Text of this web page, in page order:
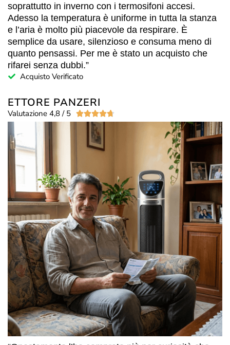
soprattutto in inverno con i termosifoni accesi.
Adesso la temperatura è uniforme in tutta la stanza
e l’aria è molto più piacevole da respirare. È
semplice da usare, silenzioso e consuma meno di
quanto pensassi. Per me è stato un acquisto che
rifarei senza dubbi.”
Acquisto Verificato
ETTORE PANZERI
Valutazione 4,8 / 5 